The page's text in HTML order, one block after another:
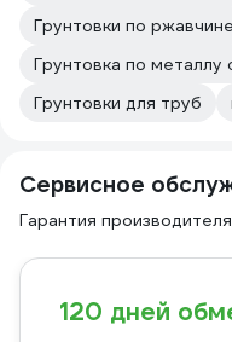
Грунтовки по ржавчине
Грунтовка по металлу
Грунтовки для труб
Сервисное
Гарантия производителя
120 дней